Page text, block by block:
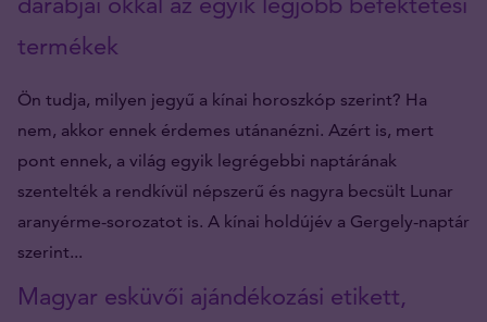
termékek
Ön tudja, milyen jegyű a kínai horoszkóp szerint? Ha
nem, akkor ennek érdemes utánanézni. Azért is, mert
pont ennek, a világ egyik legrégebbi naptárának
szentelték a rendkívül népszerű és nagyra becsült Lunar
aranyérme-sorozatot is. A kínai holdújév a Gergely-naptár
szerint...
Magyar esküvői ajándékozási etikett,